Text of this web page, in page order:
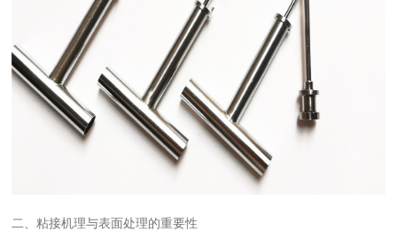
二、粘接机理与表面处理的重要性